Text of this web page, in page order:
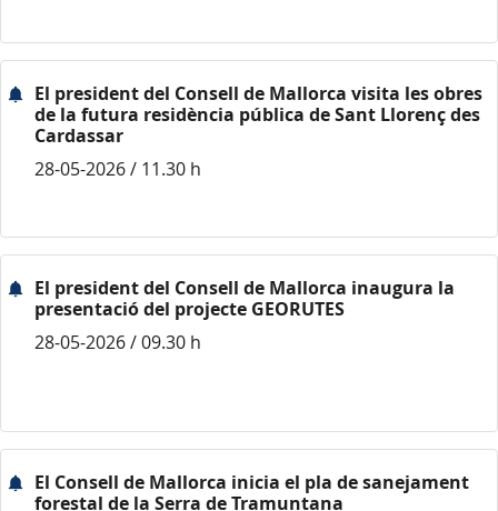
El president del Consell de Mallorca visita les obres
de la futura residència pública de Sant Llorenç des
Cardassar
28-05-2026 / 11.30 h
El president del Consell de Mallorca inaugura la
presentació del projecte GEORUTES
28-05-2026 / 09.30 h
El Consell de Mallorca inicia el pla de sanejament
forestal de la Serra de Tramuntana